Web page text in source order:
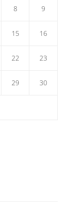
8 9
15 16
22 23
29 30